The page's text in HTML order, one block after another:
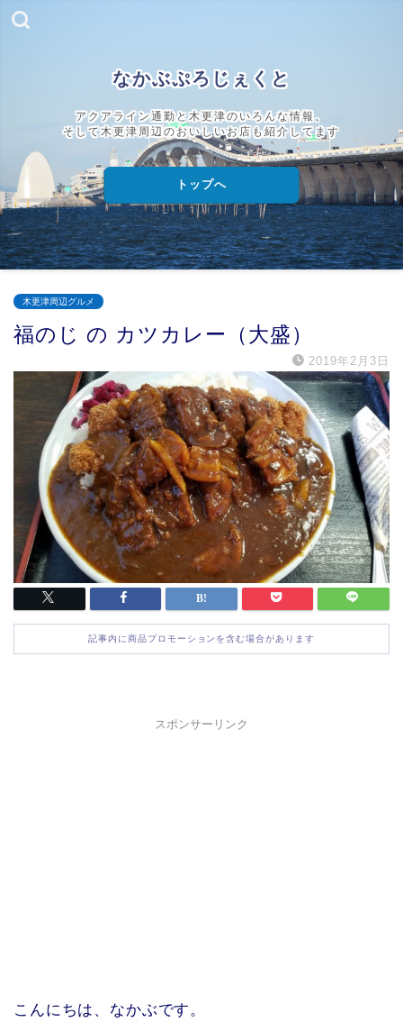
なかぶぷろじぇくと
アクアライン通勤と木更津のいろんな情報、
そして木更津周辺のおいしいお店も紹介してます
トップへ
木更津周辺グルメ
福のじ の カツカレー（大盛）
2019年2月3日
記事内に商品プロモーションを含む場合があります
スポンサーリンク
こんにちは、なかぶです。